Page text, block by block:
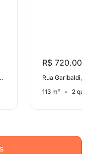
Eder, Cidade Alta
R$ 720.000
Rua Garibaldi,
113 m²
2